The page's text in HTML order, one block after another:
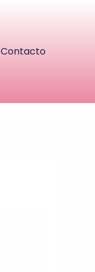
Contacto